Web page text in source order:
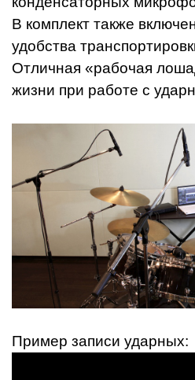
В комплект также
удобства
Отличная «рабочая
жизни при работе с
Пример записи ударных: